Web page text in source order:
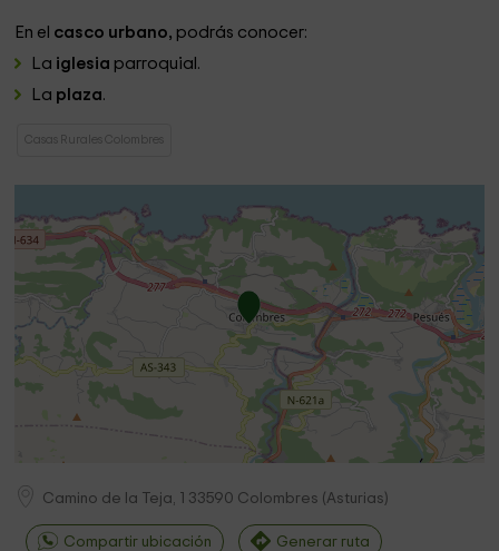
En el casco urbano, podrás conocer:
La iglesia parroquial.
La plaza.
Casas Rurales Colombres
Camino de la Teja, 1 33590 Colombres (Asturias)
Compartir ubicación Generar ruta